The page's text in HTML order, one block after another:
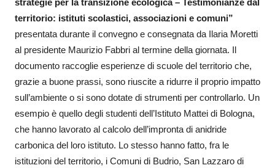
strategie per la transizione ecologica – Testimonianze dal
territorio: istituti scolastici, associazioni e comuni”
presentata durante il convegno e consegnata da Ilaria Moretti
al presidente Maurizio Fabbri al termine della giornata. Il
documento raccoglie esperienze di scuole del territorio che,
grazie a buone prassi, sono riuscite a ridurre il proprio impatto
sull’ambiente o si sono dotate di strumenti per controllarlo. Un
esempio è quello degli studenti dell’Istituto Mattei di Bologna,
che hanno lavorato al calcolo dell’impronta di anidride
carbonica del loro istituto. Lo stesso hanno fatto, fra le
istituzioni del territorio, i Comuni di Budrio, San Lazzaro di